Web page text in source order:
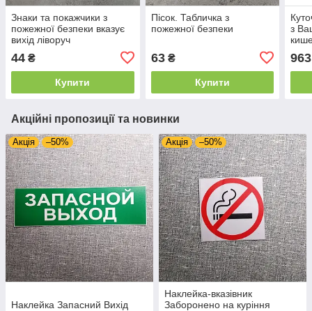
Знаки та покажчики з
пожежної безпеки вказує
вихід ліворуч
44 ₴
Купити
Пісок. Табличка з
пожежної безпеки
63₴
Купити
з
963
Акційні пропозиції та новинки
Акція –50%
Наклейка Запасний Вихід
Акція –50%
Наклейка-вказівник
Заборонено на куріння